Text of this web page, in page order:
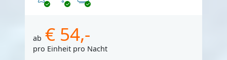
ab € 54,-
pro Einheit pro Nacht